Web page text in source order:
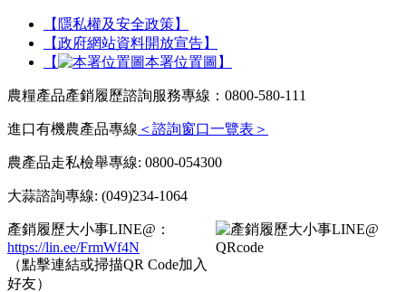
【隱私權及安全政策】
【政府網站資料開放宣告】
【
本署位置圖】
農糧產品產銷履歷諮詢服務專線：0800-580-111
進口有機農產品專線 ＜諮詢窗口一覽表＞
農產品走私檢舉專線: 0800-054300
大蒜諮詢專線: (049)234-1064
產銷履歷大小事LINE@：
https://lin.ee/FrmWf4N
（點擊連結或掃描QR Code加入
好友）